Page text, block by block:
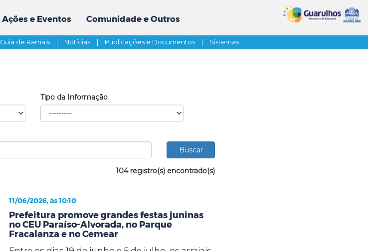
Ações e Eventos Comunidade e Outros
Guia de Ramais | Notícias | Publicações e Documentos | Sistemas
Tipo da Informação
104 registro(s) encontrado(s)
11/06/2026, às 10:10
Prefeitura promove grandes festas juninas
no CEU Paraíso-Alvorada, no Parque
Fracalanza e no Cemear